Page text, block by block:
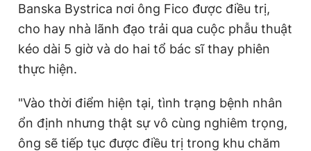
Banska Bystrica nơi ông Fico được điều trị,
cho hay nhà lãnh đạo trải qua cuộc phẫu thuật
kéo dài 5 giờ và do hai tổ bác sĩ thay phiên
thực hiện.
"Vào thời điểm hiện tại, tình trạng bệnh nhân
ổn định nhưng thật sự vô cùng nghiêm trọng,
ông sẽ tiếp tục được điều trị trong khu chăm